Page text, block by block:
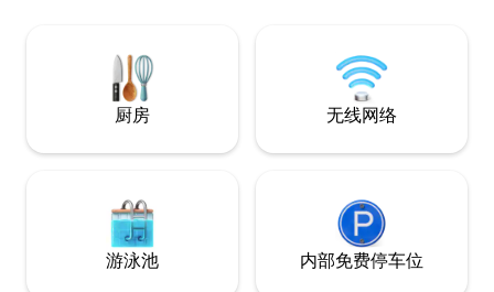
厨房 无线网络
游泳池 内部免费停车位